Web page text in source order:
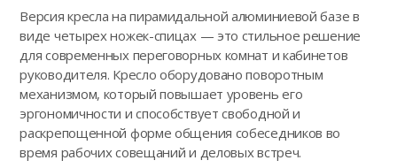
Версия кресла на пирамидальной алюминиевой базе в
виде четырех ножек-спицах — это стильное решение
для современных переговорных комнат и кабинетов
руководителя. Кресло оборудовано поворотным
механизмом, который повышает уровень его
эргономичности и способствует свободной и
раскрепощенной форме общения собеседников во
время рабочих совещаний и деловых встреч.